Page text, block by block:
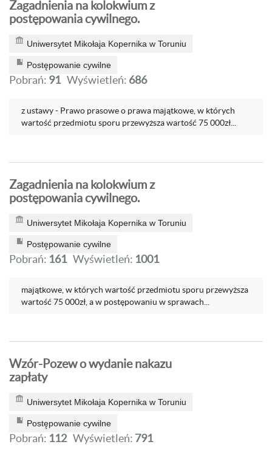
Zagadnienia na kolokwium z
postępowania cywilnego.
Uniwersytet Mikołaja Kopernika w Toruniu
Postępowanie cywilne
Pobrań: 91 Wyświetleń: 686
z ustawy - Prawo prasowe o prawa majątkowe, w których
wartość przedmiotu sporu przewyższa wartość 75 000zł...
Zagadnienia na kolokwium z
postępowania cywilnego.
Uniwersytet Mikołaja Kopernika w Toruniu
Postępowanie cywilne
Pobrań: 161 Wyświetleń: 1001
majątkowe, w których wartość przedmiotu sporu przewyższa
wartość 75 000zł, a w postępowaniu w sprawach...
Wzór-Pozew o wydanie nakazu
zapłaty
Uniwersytet Mikołaja Kopernika w Toruniu
Postępowanie cywilne
Pobrań: 112 Wyświetleń: 791